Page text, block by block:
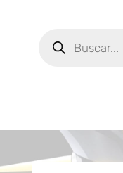
productos